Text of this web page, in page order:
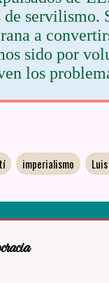
servilismo.
a
sido por
los
imperialismo